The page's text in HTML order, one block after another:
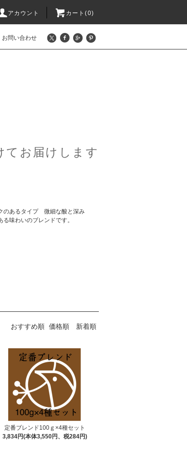
アカウント カート(0)
お問い合わせ
てお届けします
のあるタイプ 微細な酸と深み
る味わいのブレンドです。
おすすめ順 価格順 新着順
定番ブレンド100ｇ×4種セット
3,834円(本体3,550円、税284円)